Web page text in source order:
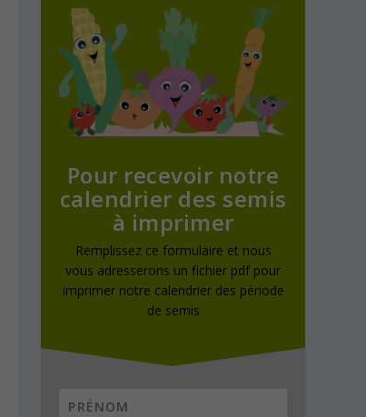
Pour recevoir notre
calendrier des semis
à imprimer
Remplissez ce formulaire et nous
vous adresserons un fichier pdf pour
imprimer notre calendrier des période
de semis